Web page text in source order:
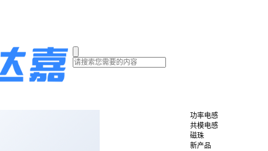
功率电感
共模电感
磁珠
新产品